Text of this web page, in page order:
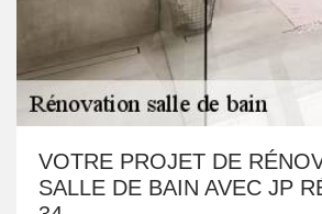
VOTRE PROJET DE
SALLE DE BAIN AVEC JP